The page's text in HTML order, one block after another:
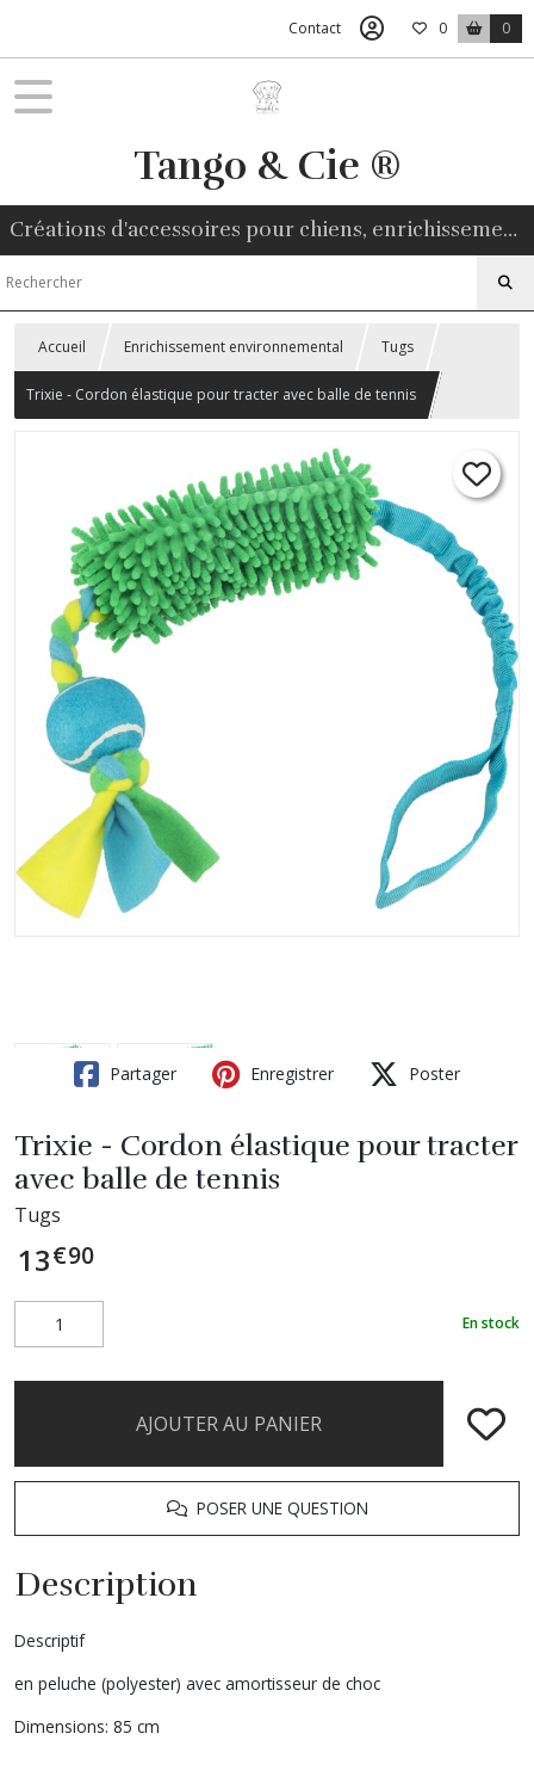
Contact 0 0
Tango & Cie ®
Créations d'accessoires pour chiens, enrichissement environnemental, friandises naturelles
Accueil Enrichissement environnemental Tugs
Trixie - Cordon élastique pour tracter avec balle de tennis
Partager Enregistrer Poster
Trixie - Cordon élastique pour tracter
avec balle de tennis
Tugs
13€90
En stock
AJOUTER AU PANIER
POSER UNE QUESTION
Description
Descriptif
en peluche (polyester) avec amortisseur de choc
Dimensions: 85 cm